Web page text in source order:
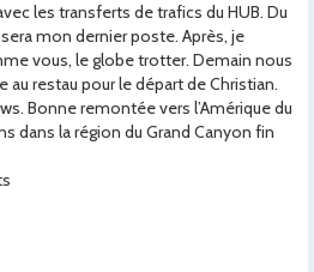
les transferts de trafics du HUB. Du
mon dernier poste. Après, je
vous, le globe trotter. Demain nous
au restau pour le départ de Christian.
Bonne remontée vers l’Amérique du
dans la région du Grand Canyon fin